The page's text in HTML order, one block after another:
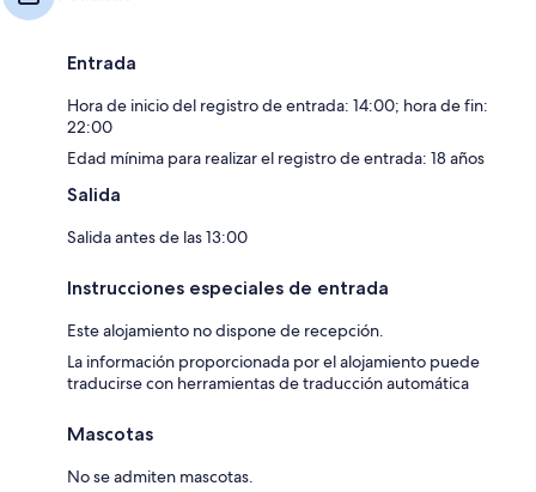
Entrada
Hora de inicio del registro de entrada: 14:00; hora de fin:
22:00
Edad mínima para realizar el registro de entrada: 18 años
Salida
Salida antes de las 13:00
Instrucciones especiales de entrada
Este alojamiento no dispone de recepción.
La información proporcionada por el alojamiento puede
traducirse con herramientas de traducción automática
Mascotas
No se admiten mascotas.